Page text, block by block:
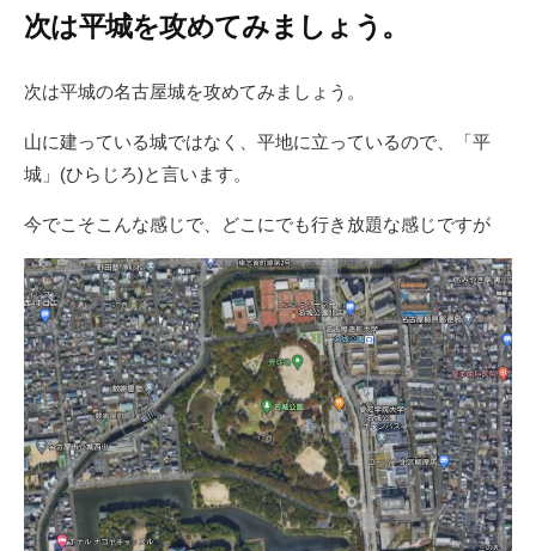
次は平城を攻めてみましょう。
次は平城の名古屋城を攻めてみましょう。
山に建っている城ではなく、平地に立っているので、「平
城」(ひらじろ)と言います。
今でこそこんな感じで、どこにでも行き放題な感じですが